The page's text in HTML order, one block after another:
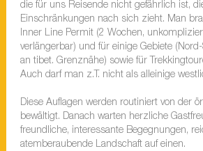
die für uns Reisende nicht gefährlich ist,
Einschränkungen nach sich zieht. Man
Inner Line Permit (2 Wochen,
verlängerbar) und für einige Gebiete
an tibet. Grenznähe) sowie für
Auch darf man z.T. nicht als alleinige
Diese Auflagen werden routiniert von der
bewältigt. Danach warten herzliche
freundliche, interessante Begegnungen,
atemberaubende Landschaft auf einen.